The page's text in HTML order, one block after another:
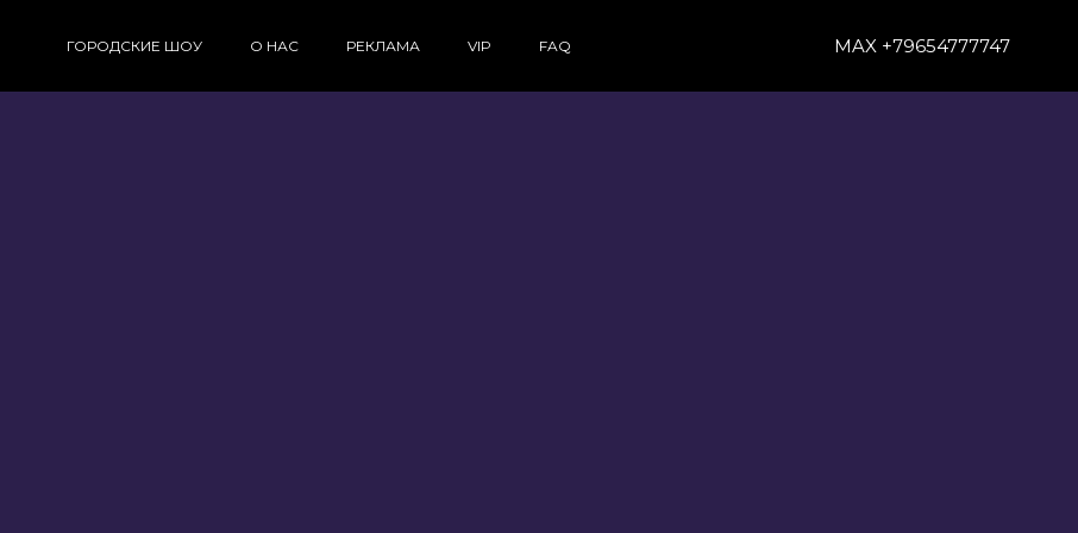
ГОРОДСКИЕ ШОУ О НАС РЕКЛАМА VIP FAQ MAX +79654777747